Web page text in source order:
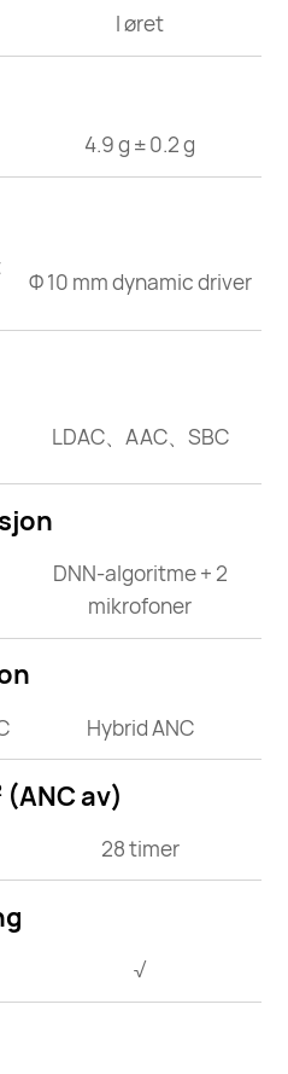
I øret
4.9 g ± 0.2 g
Φ 10 mm dynamic driver
LDAC、AAC、SBC
DNN-algoritme + 2
mikrofoner
Hybrid ANC
(ANC av)
28 timer
√